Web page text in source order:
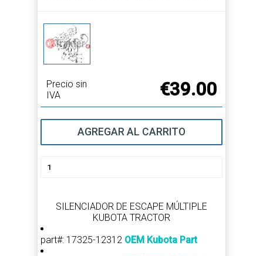
Precio sin
IVA
€39.00
AGREGAR AL CARRITO
SILENCIADOR DE ESCAPE MÚLTIPLE
KUBOTA TRACTOR
part#: 17325-12312 OEM Kubota Part